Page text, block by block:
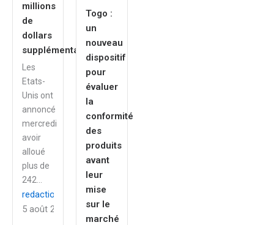
millions
de
dollars
supplémentaires
Les
Etats-
Unis ont
annoncé
mercredi
avoir
alloué
plus de
242...
redaction
5 août 2026
Togo :
un
nouveau
dispositif
pour
évaluer
la
conformité
des
produits
avant
leur
mise
sur le
marché